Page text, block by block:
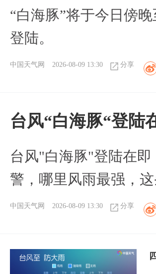
“白海豚”将于今日傍
登陆。
中国天气网 2026-08-09 13:30 分享
台风“白海豚“登陆
台风"白海豚"登陆在
警，哪里风雨最强，
中国天气网 2026-08-09 13:30 分享